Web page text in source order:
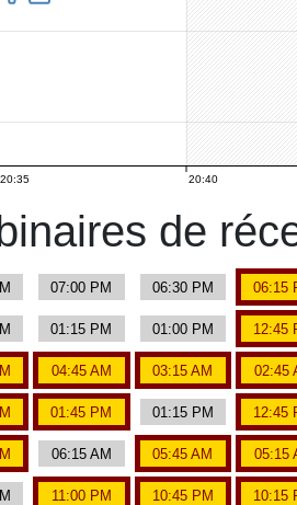
20:35 20:40
de
07:00 PM 06:30 PM 06:15
01:15 PM 01:00 PM 12:45
04:45 AM 03:15 AM 02:45
01:45 PM 01:15 PM 12:45
06:15 AM 05:45 AM 05:15
11:00 PM 10:45 PM 10:15